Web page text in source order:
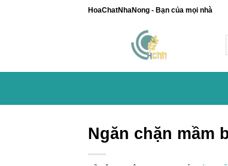
HoaChatNhaNong - Bạn của mọi nhà
Ngăn chặn mầm